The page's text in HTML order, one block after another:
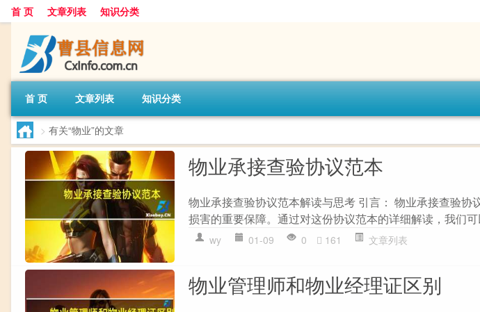
首 页 文章列表 知识分类
首 页 文章列表 知识分类
> 有关“物业”的文章
物业承接查验协议范本
物业承接查验协议范本解读与思考 引言： 物业承接查验协
损害的重要保障。通过对这份协议范本的详细解读，我们可
wy 01-09 0 161 文章列表
物业管理师和物业经理证区别